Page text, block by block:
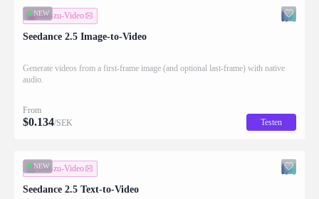
NEW
Bild-zu-Video
Seedance 2.5 Image-to-Video
Generate videos from a first-frame image (and optional last-frame) with native
audio.
From
$0.134/SEK Testen
NEW
Text-zu-Video
Seedance 2.5 Text-to-Video